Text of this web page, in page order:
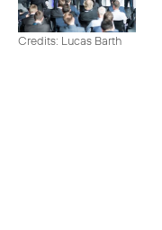
Credits: Lucas Barth